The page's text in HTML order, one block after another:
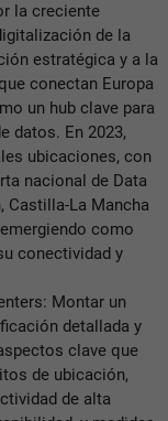
la creciente
de la
estratégica y a la
conectan Europa
un hub clave para
datos. En 2023,
ubicaciones, con
nacional de Data
Castilla-La Mancha
como
conectividad y
Montar un
detallada y
clave que
de ubicación,
de alta